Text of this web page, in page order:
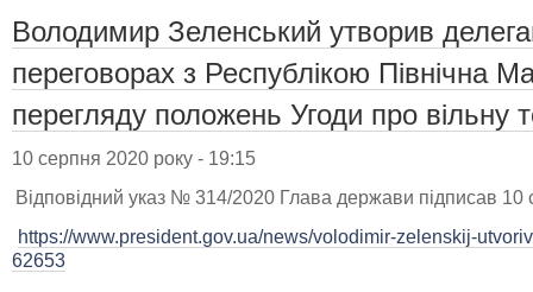
Володимир Зеленський утворив
переговорах з Республікою Північна
перегляду положень Угоди про вільну
10 серпня 2020 року - 19:15
Відповідний указ № 314/2020 Глава держави підписав 10
https://www.president.gov.ua/news/volodimir-zelenskij-
62653